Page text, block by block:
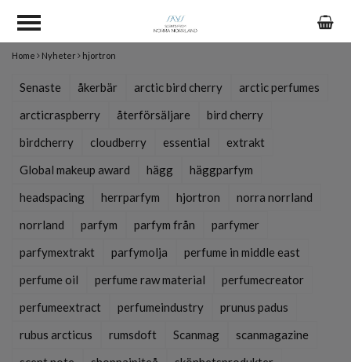
Home Nyheter hjortron
Senaste åkerbär arctic bird cherry
arctic perfumes
arcticraspberry
återförsäljare
bird cherry
birdcherry
cloudberry essential
extrakt
Global makeup award
hägg
häggparfym
headspacing
herrparfym hjortron
norra norrland
norrland
parfym parfym från
parfymer
parfymextrakt
parfymolja
perfume in middle east
perfume oil
perfume raw material
perfumecreator
perfumeextract
perfumeindustry
prunus padus
rubus arcticus
rumsdoft Scanmag
scanmagazine